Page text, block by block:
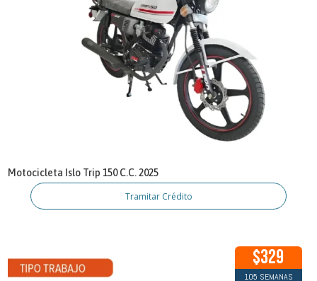
Motocicleta Islo Trip 150 C.C. 2025
Tramitar Crédito
$329
105 SEMANAS